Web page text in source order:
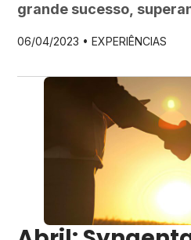
grande sucesso,
faturamento de R$ 7
apresentou uma alta de
negócios fechados em
R$ 4,9 bilhões. O
bateu recordes: em
pessoas estiveram […]
06/04/2023 •EXPERIÊNCIAS